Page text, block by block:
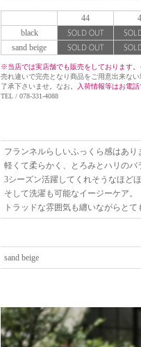
44
black
sand beige
※当店では実店舗でも販売をしております。
売れ違いで完売となり商品をご用意出来な
了承下さいませ。なお。
入荷情報等はお電
TEL / 078-331-4088
フランネルらしいふっくら感はあ
軽くて柔らかく、とろみとハリの
3シーズン活躍してくれそうなほど
そして洗濯も可能なイージーケア。
トラッドな雰囲気も纏いながらと
sand beige